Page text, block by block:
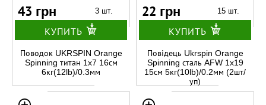
43 грн 3 шт.
КУПИТЬ
Поводок UKRSPIN Orange
Spinning титан 1x7 16см
6кг(12lb)/0.3мм
22 грн 15 шт.
КУПИТЬ
Повідець Ukrspin Orange
Spinning сталь AFW 1x19
15см 5кг(10lb)/0.2мм (2шт/
уп)